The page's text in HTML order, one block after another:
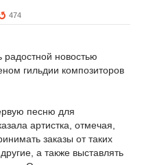
474
радостной новостью
гильдии композиторов
песню для
артистка, отмечая,
заказы от таких
а также выставлять